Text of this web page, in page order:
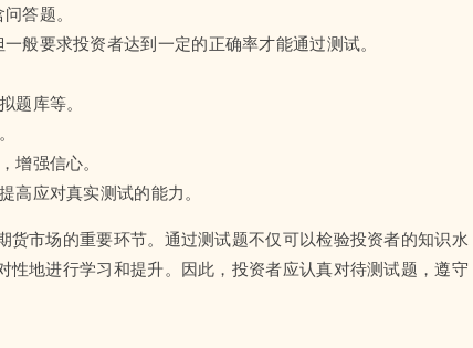
答题。
般要求投资者达到一定的正确率才能通过测试。
题库等。
增强信心。
高应对真实测试的能力。
市场的重要环节。通过测试题不仅可以检验投资者的知识水
地进行学习和提升。因此，投资者应认真对待测试题，遵守